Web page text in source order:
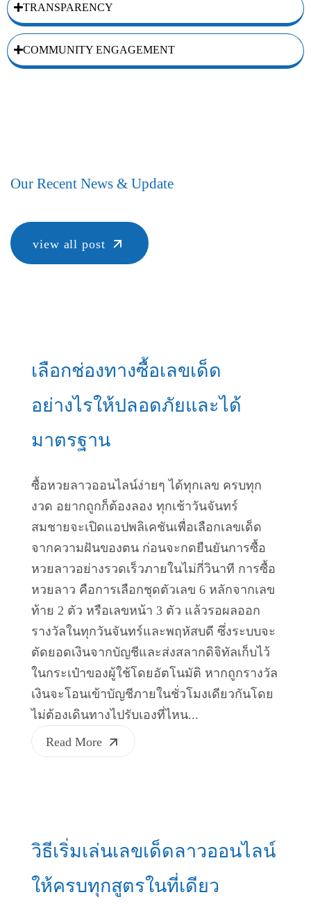
TRANSPARENCY
COMMUNITY ENGAGEMENT
Our Recent News & Update
view all post
เลือกช่องทางซื้อเลขเด็ด
อย่างไรให้ปลอดภัยและได้
มาตรฐาน
ซื้อหวยลาวออนไลน์ง่ายๆ ได้ทุกเลข ครบทุก
งวด อยากถูกก็ต้องลอง ทุกเช้าวันจันทร์
สมชายจะเปิดแอปพลิเคชันเพื่อเลือกเลขเด็ด
จากความฝันของตน ก่อนจะกดยืนยันการซื้อ
หวยลาวอย่างรวดเร็วภายในไม่กี่วินาที การซื้อ
หวยลาว คือการเลือกชุดตัวเลข 6 หลักจากเลข
ท้าย 2 ตัว หรือเลขหน้า 3 ตัว แล้วรอผลออก
รางวัลในทุกวันจันทร์และพฤหัสบดี ซึ่งระบบจะ
ตัดยอดเงินจากบัญชีและส่งสลากดิจิทัลเก็บไว้
ในกระเป๋าของผู้ใช้โดยอัตโนมัติ หากถูกรางวัล
เงินจะโอนเข้าบัญชีภายในชั่วโมงเดียวกันโดย
ไม่ต้องเดินทางไปรับเองที่ไหน...
Read More
วิธีเริ่มเล่นเลขเด็ดลาวออนไลน์
ให้ครบทุกสูตรในที่เดียว